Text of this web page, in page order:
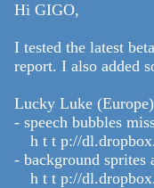
Hi GIGO,
I tested the latest
report. I also added
Lucky Luke (Europe)
- speech bubbles
h t t p://
- background sprites
h t t p://